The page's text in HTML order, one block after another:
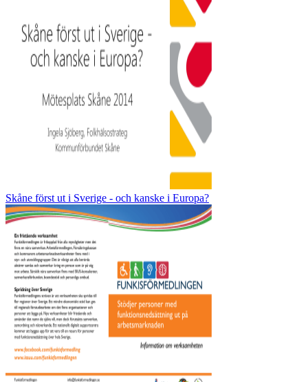
Skåne först ut i Sverige - och kanske i Europa?